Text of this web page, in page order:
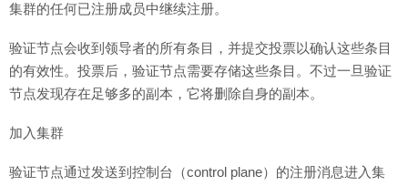
集群的任何已注册成员中继续注册。
验证节点会收到领导者的所有条目，并提交投票以确认这些条目
的有效性。投票后，验证节点需要存储这些条目。不过一旦验证
节点发现存在足够多的副本，它将删除自身的副本。
加入集群
验证节点通过发送到控制台（control plane）的注册消息进入集